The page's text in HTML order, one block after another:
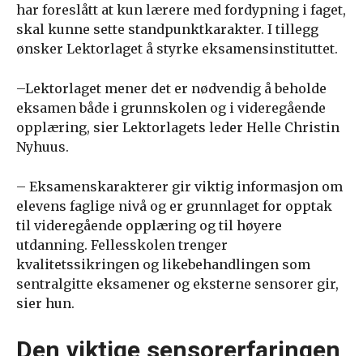
har foreslått at kun lærere med fordypning i faget,
skal kunne sette standpunktkarakter. I tillegg
ønsker Lektorlaget å styrke eksamensinstituttet.
–Lektorlaget mener det er nødvendig å beholde
eksamen både i grunnskolen og i videregående
opplæring, sier Lektorlagets leder Helle Christin
Nyhuus.
– Eksamenskarakterer gir viktig informasjon om
elevens faglige nivå og er grunnlaget for opptak
til videregående opplæring og til høyere
utdanning. Fellesskolen trenger
kvalitetssikringen og likebehandlingen som
sentralgitte eksamener og eksterne sensorer gir,
sier hun.
Den viktige sensorerfaringen